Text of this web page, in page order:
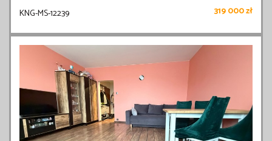
KNG-MS-12239 319 000 zł